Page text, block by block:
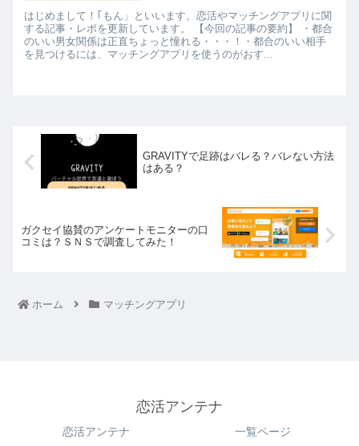
はじめまして！｢もん」といいます。恋活やマッチングアプリに関
する記事・レポを更新しています。 【今回の記事の要約】 ・都合
のいい男女関係は正直ちょっと憧れる・・・！・都合のいい相手
を見つけるには、マッチングアプリを使うのがおす...
GRAVITYで足跡はバレる？バレない方法
はある？
ガクセイ協賛のアンケートモニターの口
コミは？ＳＮＳで調査してみた！
ホーム マッチングアプリ
恋活アンテナ
恋活アンテナ 一覧ページ